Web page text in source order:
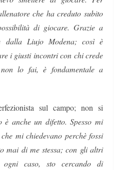
che ha creduto subito
di giocare. Grazie a
dalla Liujo Modena; così è
i giusti incontri con chi crede
lo fai, è fondamentale a
sul campo; non si
è anche un difetto. Spesso mi
mi chiedevano perchè fossi
mai di me stessa; con gli altri
caso, sto cercando di